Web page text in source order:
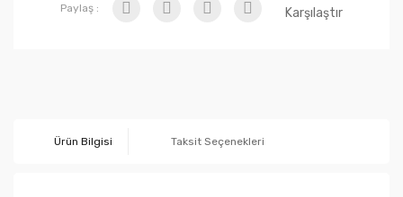
Paylaş : Karşılaştır
Ürün Bilgisi Taksit Seçenekleri